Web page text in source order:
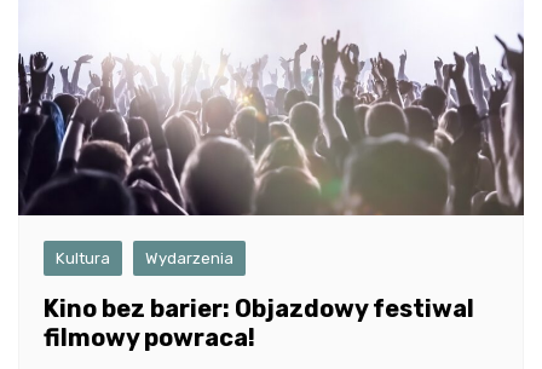
Kultura Wydarzenia
Kino bez barier: Objazdowy festiwal
filmowy powraca!